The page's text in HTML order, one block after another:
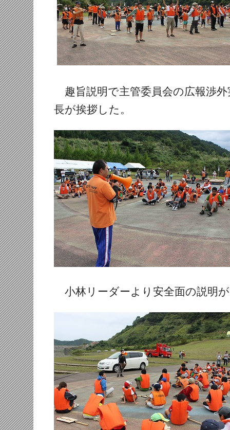
趣旨説明で主管委員会の広報渉外
長が挨拶した。
小林リーダーより安全面の説明